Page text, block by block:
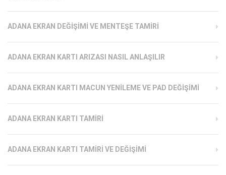
ADANA EKRAN DEĞIŞIMI VE MENTEŞE TAMIRI
ADANA EKRAN KARTI ARIZASI NASIL ANLAŞILIR
ADANA EKRAN KARTI MACUN YENILEME VE PAD DEĞIŞIMI
ADANA EKRAN KARTI TAMIRI
ADANA EKRAN KARTI TAMIRI VE DEĞIŞIMI